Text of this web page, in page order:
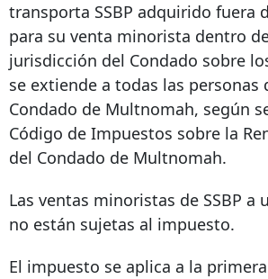
transporta SSBP adquirido fuera
para su venta minorista dentro
jurisdicción del Condado sobre
se extiende a todas las personas
Condado de Multnomah, según
Código de Impuestos sobre la
del Condado de Multnomah.
Las ventas minoristas de SSBP a
no están sujetas al impuesto.
El impuesto se aplica a la